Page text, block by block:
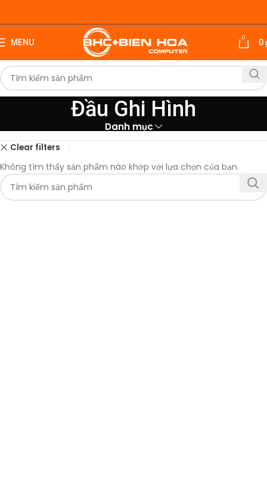
MENU 0 0
Đầu Ghi Hình
Danh mục
Clear filters
Không tìm thấy sản phẩm nào khớp với lựa chọn của bạn.